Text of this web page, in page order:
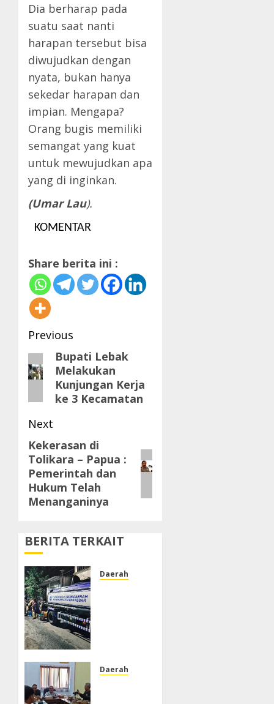
Dia berharap pada
suatu saat nanti
harapan tersebut bisa
diwujudkan dengan
nyata, bukan hanya
sekedar harapan dan
impian. Mengapa?
Orang bugis memiliki
semangat yang kuat
untuk mewujudkan apa
yang di inginkan.
(Umar Lau).
KOMENTAR
Share berita ini :
Post
navigation
Previous
Previous
post:
Bupati Lebak
Melakukan
Kunjungan Kerja
ke 3 Kecamatan
Next
Next
post:
Kekerasan di
Tolikara – Papua :
Pemerintah dan
Hukum Telah
Menanganinya
BERITA TERKAIT
Daerah
Tengku
Daerah